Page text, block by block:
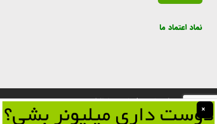
نماد اعتماد ما
تمامی حقوق برای سایت پول یابی محفوظ است.
×